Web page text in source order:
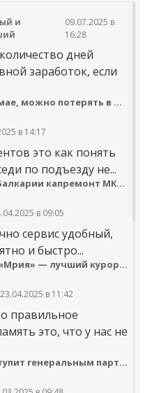
и
09.07.2025 в
16:28
дней
заработок, если
Взяв отпуск в мае, можно потерять в деньгах
в 14:17
это как понять
по подъезду не...
В Кабардино-Балкарии капремонт МКД идёт с опережением графика
в 09:05
сервис удобный,
и быстро...
Курорт Сбера «Мрия» — лучший курортный отель по версии Russian Hospitality Awards
23.04.2025 в 11:42
правильное
это, что у нас не
Сбербанк выступит генеральным партнером онлайн-шествия «Бессмертный полк»